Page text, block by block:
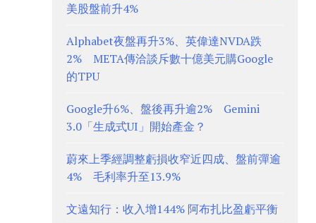
美股盤前升4%
Alphabet夜盤再升3%、英偉達NVDA跌
2% META傳洽談斥數十億美元購Google
的TPU
Google升6%、盤後再升逾2% Gemini
3.0「生成式UI」開始產金？
蔚來上季經調整虧損收窄近四成、盤前彈逾
4% 毛利率升至13.9%
文遠知行：收入增144% 阿布扎比盈虧平衡